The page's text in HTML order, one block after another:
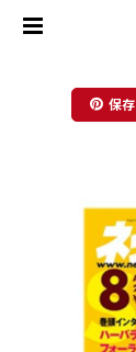
保存